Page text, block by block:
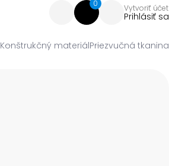
0 Vytvoriť účet
Prihlásiť sa
Konštrukčný materiálPriezvučná tkanina